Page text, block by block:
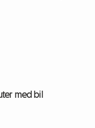
med bil